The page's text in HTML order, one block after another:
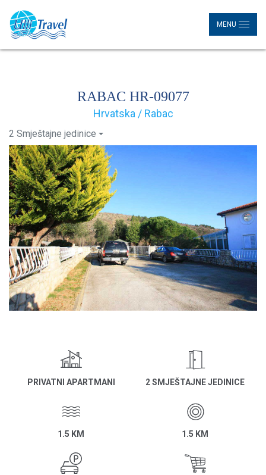
MENU
RABAC HR-09077
Hrvatska / Rabac
2 Smještajne jedinice
PRIVATNI APARTMANI 2 SMJEŠTAJNE JEDINICE
1.5 KM 1.5 KM